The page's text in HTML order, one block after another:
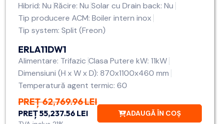
Hibrid: Nu Răcire: Nu Solar cu Drain back: Nu
Tip producere ACM: Boiler intern inox
Tip system: Split (Freon)
ERLA11DW1
Alimentare: Trifazic Clasa Putere kW: 11kW
Dimensiuni (H x W x D): 870x1100x460 mm
Temperatură agent termic: 60
PREȚ 62,769.96 LEI
PREȚ 55,237.56 LEI ADAUGĂ ÎN COȘ